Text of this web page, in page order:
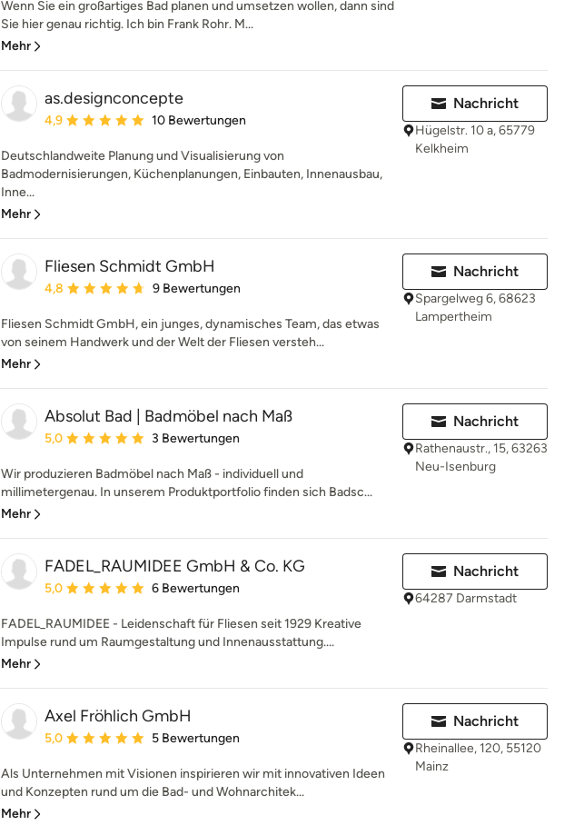
Wenn Sie ein großartiges Bad planen und umsetzen wollen, dann sind
Sie hier genau richtig. Ich bin Frank Rohr. M...
Mehr
as.designconcepte
Durchschnittliche Bewertung: 4.9 von 5 Sternen
4,9 10 Bewertungen
Deutschlandweite Planung und Visualisierung von
Badmodernisierungen, Küchenplanungen, Einbauten, Innenausbau,
Inne...
Mehr
Nachricht
Hügelstr. 10 a, 65779
Kelkheim
Fliesen Schmidt GmbH
Durchschnittliche Bewertung: 4.8 von 5 Sternen
4,8 9 Bewertungen
Fliesen Schmidt GmbH, ein junges, dynamisches Team, das etwas
von seinem Handwerk und der Welt der Fliesen versteh...
Mehr
Nachricht
Spargelweg 6, 68623
Lampertheim
Absolut Bad | Badmöbel nach Maß
Durchschnittliche Bewertung: 5 von 5 Sternen
5,0 3 Bewertungen
Wir produzieren Badmöbel nach Maß - individuell und
millimetergenau. In unserem Produktportfolio finden sich Badsc...
Mehr
Nachricht
Rathenaustr., 15, 63263
Neu-Isenburg
FADEL_RAUMIDEE GmbH & Co. KG
Durchschnittliche Bewertung: 5 von 5 Sternen
5,0 6 Bewertungen
FADEL_RAUMIDEE - Leidenschaft für Fliesen seit 1929 Kreative
Impulse rund um Raumgestaltung und Innenausstattung....
Mehr
Nachricht
64287 Darmstadt
Axel Fröhlich GmbH
Durchschnittliche Bewertung: 5 von 5 Sternen
5,0 5 Bewertungen
Als Unternehmen mit Visionen inspirieren wir mit innovativen Ideen
und Konzepten rund um die Bad- und Wohnarchitek...
Mehr
Nachricht
Rheinallee, 120, 55120
Mainz